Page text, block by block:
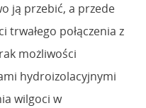
ją przebić, a przede
trwałego połączenia z
możliwości
hydroizolacyjnymi
wilgoci w